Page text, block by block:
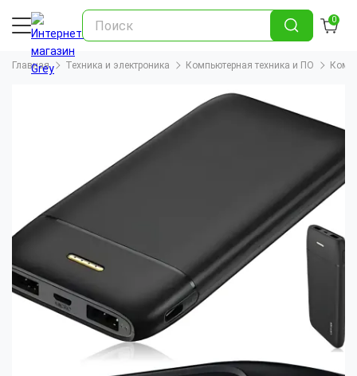
0
Главная Техника и электроника Компьютерная техника и ПО